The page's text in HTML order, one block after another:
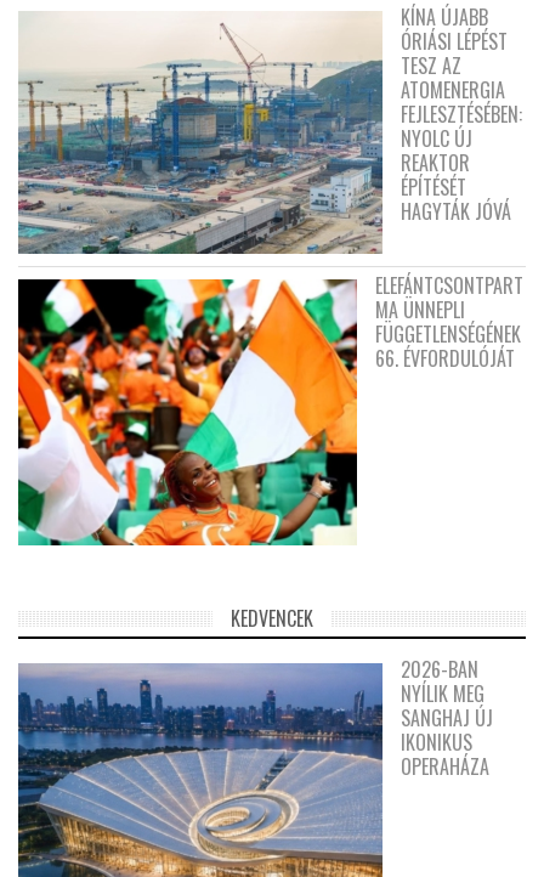
KÍNA ÚJABB
ÓRIÁSI LÉPÉST
TESZ AZ
ATOMENERGIA
FEJLESZTÉSÉBEN:
NYOLC ÚJ
REAKTOR
ÉPÍTÉSÉT
HAGYTÁK JÓVÁ
ELEFÁNTCSONTPART
MA ÜNNEPLI
FÜGGETLENSÉGÉNEK
66. ÉVFORDULÓJÁT
KEDVENCEK
2026-BAN
NYÍLIK MEG
SANGHAJ ÚJ
IKONIKUS
OPERAHÁZA